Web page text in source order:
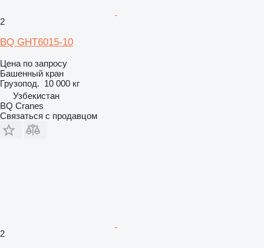
2
BQ GHT6015-10
Цена по запросу
Башенный кран
Грузопод. 10 000 кг
Узбекистан
BQ Cranes
Связаться с продавцом
2